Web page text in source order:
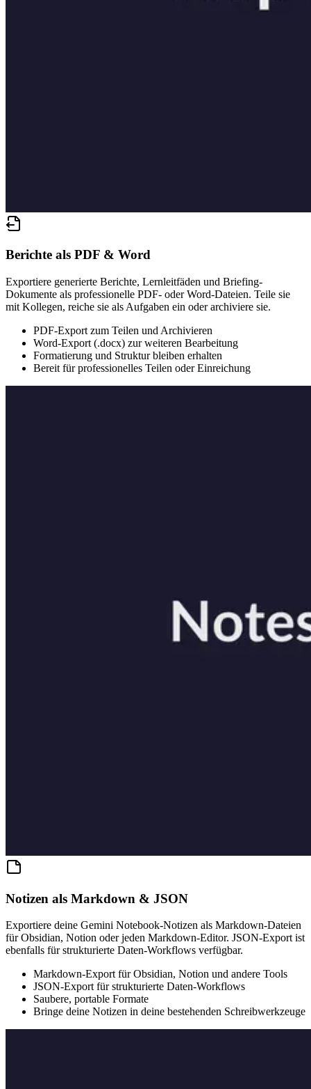
Berichte als PDF & Word
Exportiere generierte Berichte, Lernleitfäden und Briefing-
Dokumente als professionelle PDF- oder Word-Dateien. Teile sie
mit Kollegen, reiche sie als Aufgaben ein oder archiviere sie.
PDF-Export zum Teilen und Archivieren
Word-Export (.docx) zur weiteren Bearbeitung
Formatierung und Struktur bleiben erhalten
Bereit für professionelles Teilen oder Einreichung
Notizen als Markdown & JSON
Exportiere deine Gemini Notebook-Notizen als Markdown-Dateien
für Obsidian, Notion oder jeden Markdown-Editor. JSON-Export ist
ebenfalls für strukturierte Daten-Workflows verfügbar.
Markdown-Export für Obsidian, Notion und andere Tools
JSON-Export für strukturierte Daten-Workflows
Saubere, portable Formate
Bringe deine Notizen in deine bestehenden Schreibwerkzeuge